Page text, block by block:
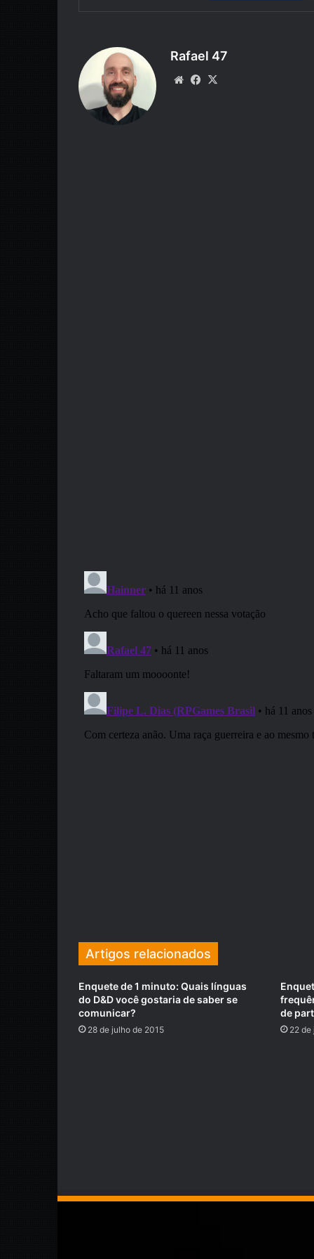
Rafael 47
WebsiteFacebook
Artigos relacionados
Enquete de 1 minuto: Quais línguas
do D&D você gostaria de saber se
comunicar?
28 de julho de 2015
de
22 de